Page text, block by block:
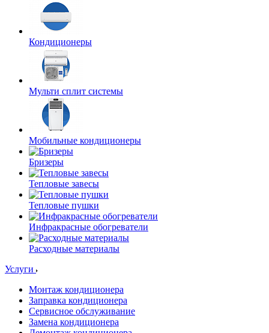
Кондиционеры
Мульти сплит системы
Мобильные кондиционеры
Бризеры
Тепловые завесы
Тепловые пушки
Инфракрасные обогреватели
Расходные материалы
Услуги
Монтаж кондиционера
Заправка кондиционера
Сервисное обслуживание
Замена кондиционера